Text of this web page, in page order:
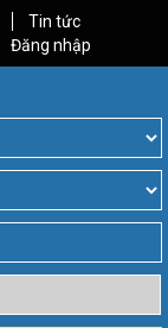
Tin tức
Đăng nhập